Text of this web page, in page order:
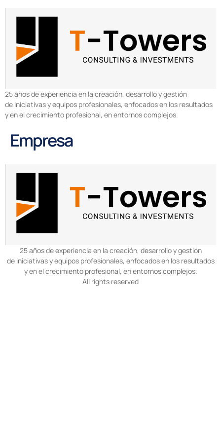
25 años de experiencia en la creación, desarrollo y gestión
de iniciativas y equipos profesionales, enfocados en los resultados
y en el crecimiento profesional, en entornos complejos.
Empresa
25 años de experiencia en la creación, desarrollo y gestión
de iniciativas y equipos profesionales, enfocados en los resultados
y en el crecimiento profesional, en entornos complejos.
All rights reserved